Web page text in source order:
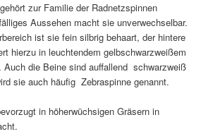
zur Familie der Radnetzspinnen
Aussehen macht sie unverwechselbar.
ist sie fein silbrig behaart, der hintere
hierzu in leuchtendem gelbschwarzweißem
Auch die Beine sind auffallend schwarzweiß
sie auch häufig Zebraspinne genannt.
in höherwüchsigen Gräsern in